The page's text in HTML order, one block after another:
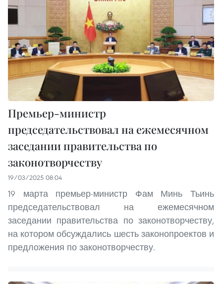
Премьер-министр
председательствовал на ежемесячном
заседании правительства по
законотворчеству
19/03/2025 08:04
19 марта премьер-министр Фам Минь Тьинь
председательствовал на ежемесячном
заседании правительства по законотворчеству,
на котором обсуждались шесть законопроектов и
предложения по законотворчеству.